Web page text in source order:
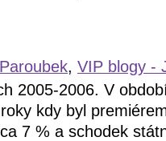
, VIP blogy -
2005-2006. V
kdy byl
7 % a schodek